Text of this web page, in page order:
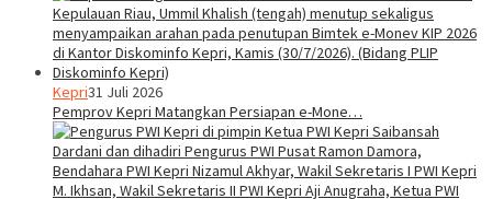
Kepri31 Juli 2026
Pemprov Kepri Matangkan Persiapan e-Mone…